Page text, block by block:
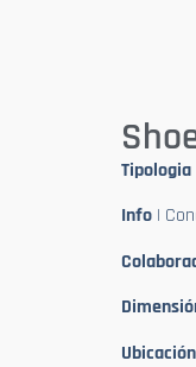
Tipologia
Info |
Ubicación